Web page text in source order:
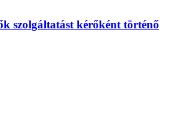
szolgáltatást kérőként történő